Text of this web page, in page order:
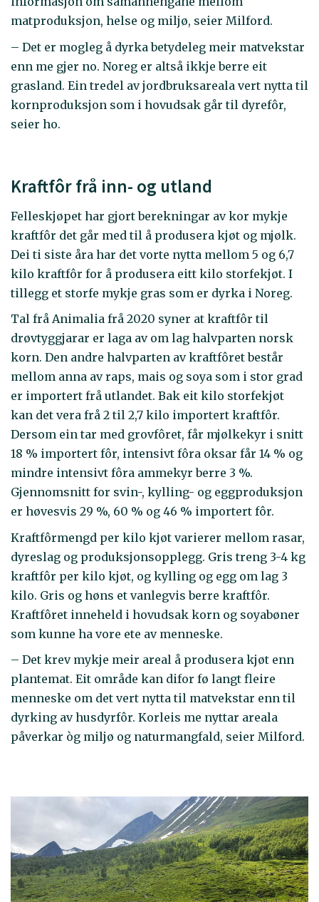
matproduksjon, helse og miljø, seier Milford.
– Det er mogleg å dyrka betydeleg meir matvekstar
enn me gjer no. Noreg er altså ikkje berre eit
grasland. Ein tredel av jordbruksareala vert nytta til
kornproduksjon som i hovudsak går til dyrefôr,
seier ho.
Kraftfôr frå inn- og utland
Felleskjøpet har gjort berekningar av kor mykje
kraftfôr det går med til å produsera kjøt og mjølk.
Dei ti siste åra har det vorte nytta mellom 5 og 6,7
kilo kraftfôr for å produsera eitt kilo storfekjøt. I
tillegg et storfe mykje gras som er dyrka i Noreg.
Tal frå Animalia frå 2020 syner at kraftfôr til
drøvtyggjarar er laga av om lag halvparten norsk
korn. Den andre halvparten av kraftfôret består
mellom anna av raps, mais og soya som i stor grad
er importert frå utlandet. Bak eit kilo storfekjøt
kan det vera frå 2 til 2,7 kilo importert kraftfôr.
Dersom ein tar med grovfôret, får mjølkekyr i snitt
18 % importert fôr, intensivt fôra oksar får 14 % og
mindre intensivt fôra ammekyr berre 3 %.
Gjennomsnitt for svin-, kylling- og eggproduksjon
er høvesvis 29 %, 60 % og 46 % importert fôr.
Kraftfôrmengd per kilo kjøt varierer mellom rasar,
dyreslag og produksjonsopplegg. Gris treng 3-4 kg
kraftfôr per kilo kjøt, og kylling og egg om lag 3
kilo. Gris og høns et vanlegvis berre kraftfôr.
Kraftfôret inneheld i hovudsak korn og soyabøner
som kunne ha vore ete av menneske.
– Det krev mykje meir areal å produsera kjøt enn
plantemat. Eit område kan difor fø langt fleire
menneske om det vert nytta til matvekstar enn til
dyrking av husdyrfôr. Korleis me nyttar areala
påverkar òg miljø og naturmangfald, seier Milford.